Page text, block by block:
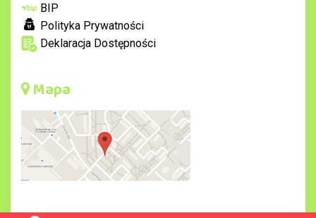
BIP
Polityka Prywatności
Deklaracja Dostępności
Mapa